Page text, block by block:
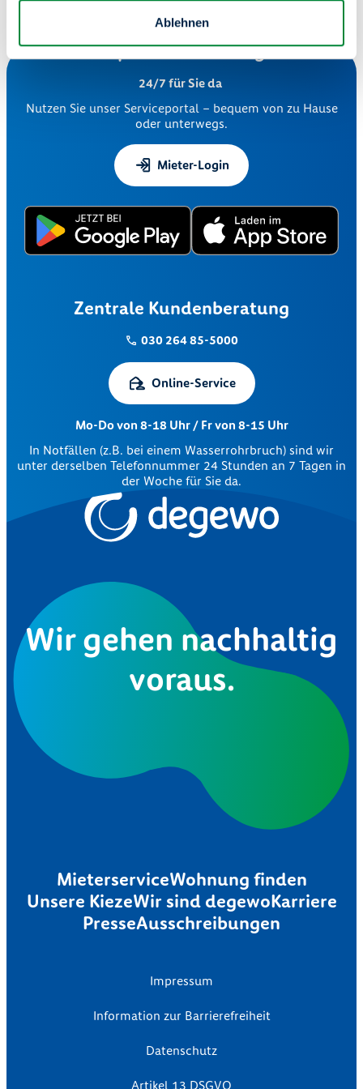
Ablehnen
Stefan Weidelich (Pressesprecher)
Serviceportal "Meine degewo"
24/7 für Sie da
Nutzen Sie unser Serviceportal – bequem von zu Hause
oder unterwegs.
Mieter-Login
Zentrale Kundenberatung
030 264 85-5000
Online-Service
Mo-Do von 8-18 Uhr / Fr von 8-15 Uhr
In Notfällen (z.B. bei einem Wasserrohrbruch) sind wir
unter derselben Telefonnummer 24 Stunden an 7 Tagen in
der Woche für Sie da.
Wir gehen nachhaltig
voraus.
MieterserviceWohnung finden
Unsere KiezeWir sind degewoKarriere
PresseAusschreibungen
Impressum
Information zur Barrierefreiheit
Datenschutz
Artikel 13 DSGVO